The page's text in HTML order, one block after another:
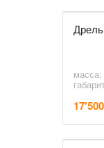
масса: